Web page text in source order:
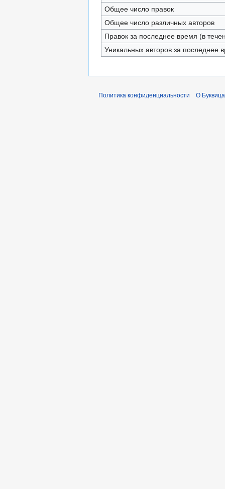
Общее число правок
Общее число различных авторов
Правок за последнее время (в
Уникальных авторов за последнее
Политика конфиденциальности О Буквица